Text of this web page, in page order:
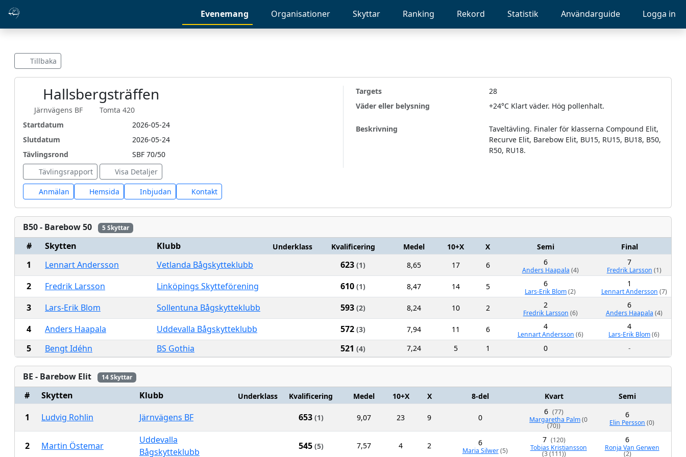
Evenemang Organisationer Skyttar Ranking Rekord Statistik Användarguide Logga in
Tillbaka
Hallsbergsträffen
Järnvägens BF
Tomta 420
Startdatum
2026-05-24
Slutdatum
2026-05-24
Tävlingsrond
SBF 70/50
Tävlingsrapport
Visa Detaljer
Anmälan Hemsida Inbjudan Kontakt
Targets
28
Väder eller belysning
+24°C Klart väder. Hög pollenhalt.
Beskrivning
Taveltävling. Finaler för klasserna Compound Elit,
Recurve Elit, Barebow Elit, BU15, RU15, BU18, B50,
R50, RU18.
B50 - Barebow 50 5 Skyttar
# Skytten Klubb Underklass Kvalificering Medel 10+X X Semi Final
1 Lennart Andersson Vetlanda Bågskytteklubb 623 (1) 8,65 17 6 6
Anders Haapala (4)
7
Fredrik Larsson (1)
2 Fredrik Larsson Linköpings Skytteförening 610 (1) 8,47 14 5 6
Lars-Erik Blom(2)
1
Lennart Andersson (7)
3 Lars-Erik Blom Sollentuna Bågskytteklubb 593 (2) 8,24 10 2 2
Fredrik Larsson (6)
6
Anders Haapala (4)
4 Anders Haapala Uddevalla Bågskytteklubb 572 (3) 7,94 11 6 4
Lennart Andersson (6)
4
Lars-Erik Blom(6)
5 Bengt Idéhn BS Gothia 521 (4) 7,24 5 1 0 -
BE - Barebow Elit 14 Skyttar
# Skytten Klubb Underklass Kvalificering Medel 10+X X 8-del Kvart Semi
1 Ludvig Rohlin Järnvägens BF 653 (1) 9,07 23 9 0
6 (77)
Margaretha Palm(0
(70))
6
Elin Persson (0)
2 Martin Östemar
Uddevalla
Bågskytteklubb
545 (5) 7,57 4 2 6
Maria Silwer(5)
7 (120)
Tobias Kristiansson
(3 (111))
6
Ronja Van Gerwen
(2)